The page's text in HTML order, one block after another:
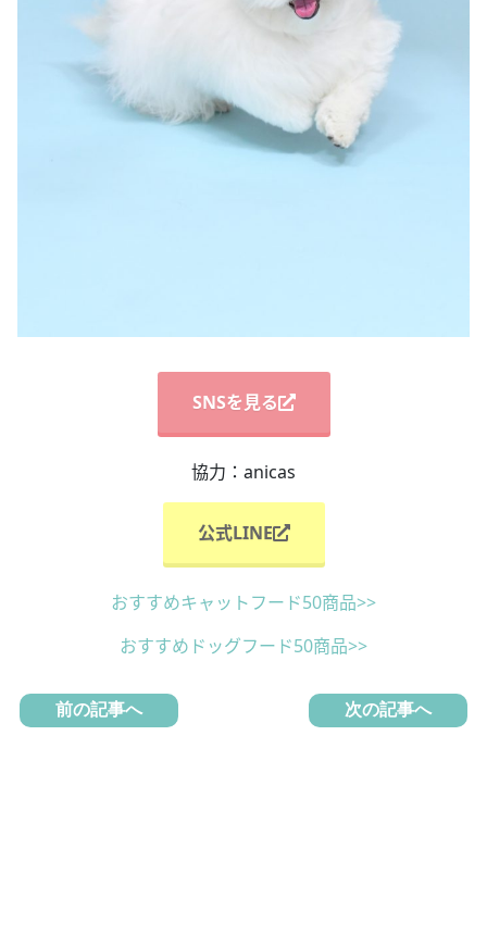
SNSを見る
協力：anicas
公式LINE
おすすめキャットフード50商品>>
おすすめドッグフード50商品>>
前の記事へ 次の記事へ